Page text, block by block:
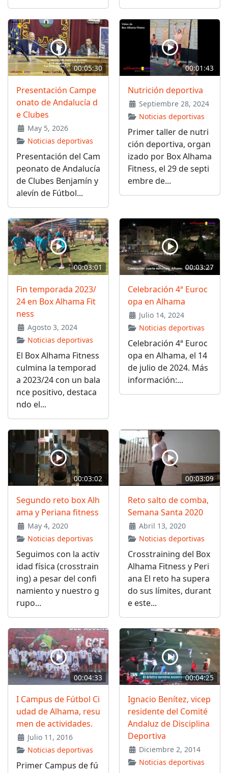
00:05:30
Presentación Campe
onato de Andalucía d
e Clubes
May 5, 2026
Noticias deportivas
Presentación del Cam
peonato de Andalucía
de Clubes Benjamín y
alevín de Fútbol...
00:01:43
Nutrición deportiva
Septiembre 28, 2024
Noticias deportivas
Primer taller de nutri
ción deportiva, organ
izado por Box Alhama
Fitness, el 29 de septi
embre de...
00:03:01
Fin temporada 2023/
24 en Box Alhama Fit
ness
Agosto 3, 2024
Noticias deportivas
El Box Alhama Fitness
culmina la temporad
a 2023/24 con un bala
nce positivo, destaca
ndo el...
00:03:27
Celebración 4ª Euroc
opa en Alhama
Julio 14, 2024
Noticias deportivas
Celebración 4ª Euroc
opa en Alhama, el 14
de julio de 2024. Más
información:...
00:03:02
Segundo reto box Alh
ama y Periana fitness
May 4, 2020
Noticias deportivas
Seguimos con la activ
idad física (crosstrain
ing) a pesar del confi
namiento y nuestro g
rupo...
00:03:09
Reto salto de comba,
Semana Santa 2020
Abril 13, 2020
Noticias deportivas
Crosstraining del Box
Alhama Fitness y Peri
ana El reto ha supera
do sus límites, durant
e este...
00:04:33
I Campus de Fútbol Ci
udad de Alhama, resu
men de actividades.
Julio 11, 2016
Noticias deportivas
Primer Campus de fú
00:04:25
Ignacio Benítez, vicep
residente del Comité
Andaluz de Disciplina
Deportiva
Diciembre 2, 2014
Noticias deportivas